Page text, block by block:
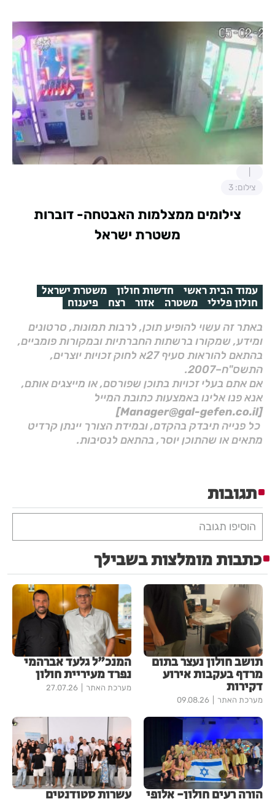
צילום: 3
צילומים ממצלמות האבטחה- דוברות
משטרת ישראל
עמוד הבית ראשי חדשות חולון משטרת ישראל
חולון פלילי משטרה אזור רצח פיענוח
באתר זה עשוי להופיע תוכן, לרבות תמונות, סרטונים
ומידע, שמקורו ברשתות החברתיות ובמקורות פומביים,
בהתאם להוראות סעיף 27א לחוק זכויות יוצרים,
התשס"ח–2007.
אם אתם בעלי זכויות בתוכן שפורסם, או מייצגים אותם,
אנא פנו אלינו באמצעות כתובת המייל
[Manager@gal-gefen.co.il]
כל פנייה תיבדק בהקדם, ובמידת הצורך יינתן קרדיט
מתאים או שהתוכן יוסר, בהתאם לנסיבות.
תגובות
הוסיפו תגובה
כתבות מומלצות בשבילך
תושב חולון נעצר בתום
מרדף בעקבות אירוע
דקירות
מערכת האתר 09.08.26
המנכ"ל גלעד אברהמי
נפרד מעיריית חולון
מערכת האתר 27.07.26
הורה רעים חולון- אלופי עשרות סטודנטים